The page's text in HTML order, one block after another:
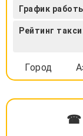
График
Рейтинг
Город
☎